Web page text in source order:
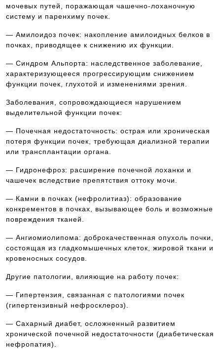
мочевых путей, поражающая чашечно-лоханочную
систему и паренхиму почек.
— Амилоидоз почек: накопление амилоидных белков в
почках, приводящее к снижению их функции.
— Синдром Альпорта: наследственное заболевание,
характеризующееся прогрессирующим снижением
функции почек, глухотой и изменениями зрения.
Заболевания, сопровождающиеся нарушением
выделительной функции почек:
— Почечная недостаточность: острая или хроническая
потеря функции почек, требующая диализной терапии
или трансплантации органа.
— Гидронефроз: расширение почечной лоханки и
чашечек вследствие препятствия оттоку мочи.
— Камни в почках (нефролитиаз): образование
конкрементов в почках, вызывающее боль и возможные
повреждения тканей.
— Ангиомиолипома: доброкачественная опухоль почки,
состоящая из гладкомышечных клеток, жировой ткани и
кровеносных сосудов.
Другие патологии, влияющие на работу почек:
— Гипертензия, связанная с патологиями почек
(гипертензивный нефросклероз).
— Сахарный диабет, осложненный развитием
хронической почечной недостаточности (диабетическая
нефропатия).